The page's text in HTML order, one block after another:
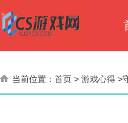
当前位置： 首页 > 游戏心得 >